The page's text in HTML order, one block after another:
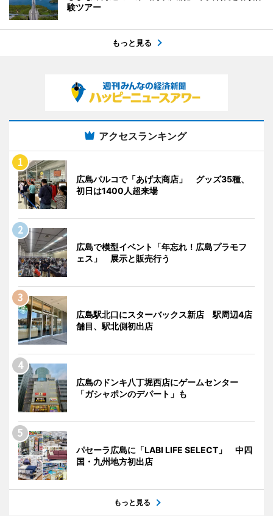
験ツアー
もっと見る
アクセスランキング
広島パルコで「あげ太商店」 グッズ35種、
初日は1400人超来場
広島で模型イベント「年忘れ！広島プラモフ
ェス」 展示と販売行う
広島駅北口にスターバックス新店 駅周辺4店
舗目、駅北側初出店
広島のドンキ八丁堀西店にゲームセンター
「ガシャポンのデパート」も
パセーラ広島に「LABI LIFE SELECT」 中四
国・九州地方初出店
もっと見る